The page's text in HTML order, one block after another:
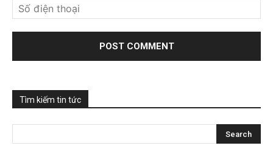
Tìm kiếm tin tức